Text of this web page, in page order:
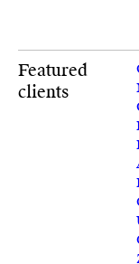
Featured
clients